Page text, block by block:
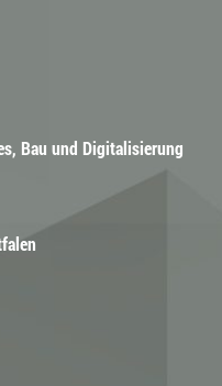
Bau und Digitalisierung